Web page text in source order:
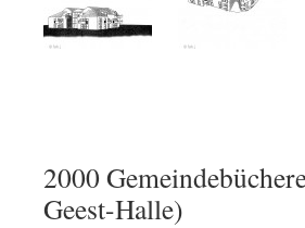
2000
Geest-Halle)